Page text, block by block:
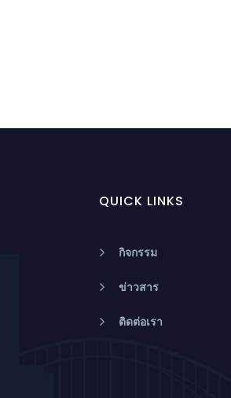
QUICK LINKS
กิจกรรม
ข่าวสาร
ติดต่อเรา